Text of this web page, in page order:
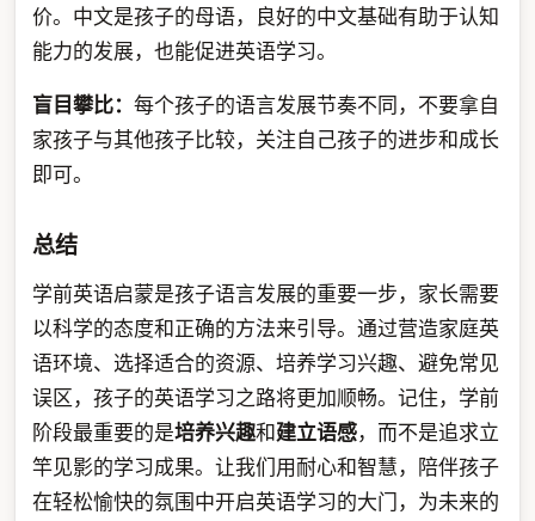
价。中文是孩子的母语，良好的中文基础有助于认知
能力的发展，也能促进英语学习。
盲目攀比： 每个孩子的语言发展节奏不同，不要拿自
家孩子与其他孩子比较，关注自己孩子的进步和成长
即可。
总结
学前英语启蒙是孩子语言发展的重要一步，家长需要
以科学的态度和正确的方法来引导。通过营造家庭英
语环境、选择适合的资源、培养学习兴趣、避免常见
误区，孩子的英语学习之路将更加顺畅。记住，学前
阶段最重要的是培养兴趣和建立语感，而不是追求立
竿见影的学习成果。让我们用耐心和智慧，陪伴孩子
在轻松愉快的氛围中开启英语学习的大门，为未来的